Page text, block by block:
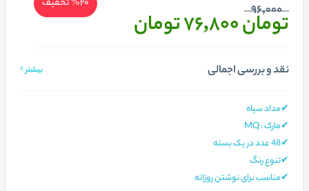
96,000
تومان 76,800 تومان
%20تخفیف
نقد و بررسی اجمالی بیشتر
✔مداد سیاه
✔مارک : MQ
✔48 عدد در یک بسته
✔تنوع رنگ
✔مناسب برای نوشتن روزانه